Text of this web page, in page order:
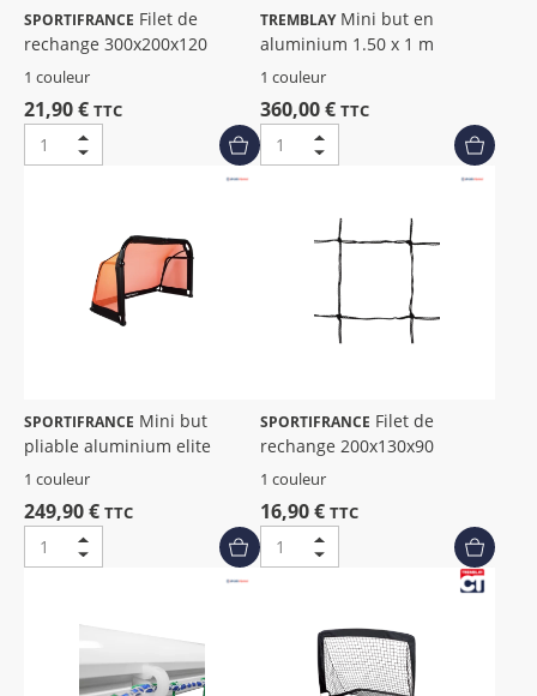
SPORTIFRANCE
rechange 300x200x120
1 couleur
21,90 € TTC
TREMBLAYMini but en
aluminium 1.50 x 1 m
1 couleur
360,00 € TTC
SPORTIFRANCE
pliable aluminium elite
1 couleur
249,90 € TTC
SPORTIFRANCE
rechange 200x130x90
1 couleur
16,90 € TTC